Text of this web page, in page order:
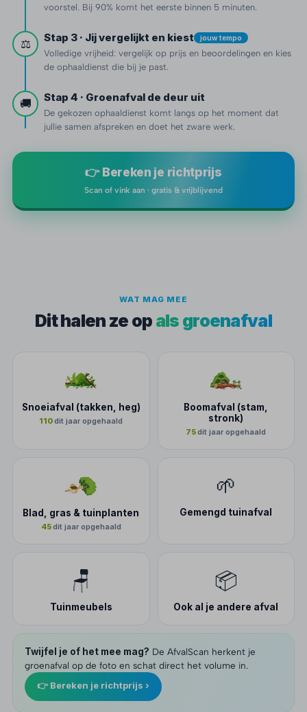
voorstel. Bij 90% komt het eerste binnen 5 minuten.
⚖️ Stap 3 · Jij vergelijkt en kiest jouw tempo
Volledige vrijheid: vergelijk op prijs en beoordelingen en kies
de ophaaldienst die bij je past.
🚚 Stap 4 · Groenafval de deur uit
De gekozen ophaaldienst komt langs op het moment dat
jullie samen afspreken en doet het zware werk.
👉 Bereken je richtprijs
Scan of vink aan · gratis & vrijblijvend
WAT MAG MEE
Dit halen ze op als groenafval
Snoeiafval (takken, heg)
110dit jaar opgehaald
Boomafval (stam,
stronk)
75dit jaar opgehaald
Blad, gras & tuinplanten
45dit jaar opgehaald
🌱
Gemengd tuinafval
🪑
Tuinmeubels
📦
Ook al je andere afval
Twijfel je of het mee mag? De AfvalScan herkent je
groenafval op de foto en schat direct het volume in.
👉 Bereken je richtprijs ›